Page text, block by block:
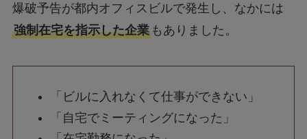
爆破予告が都内オフィスビルで発生し、なかには
強制在宅を指示した企業もありました。
「ビルに入れなくて仕事ができない」
「自宅でミーティングになった」